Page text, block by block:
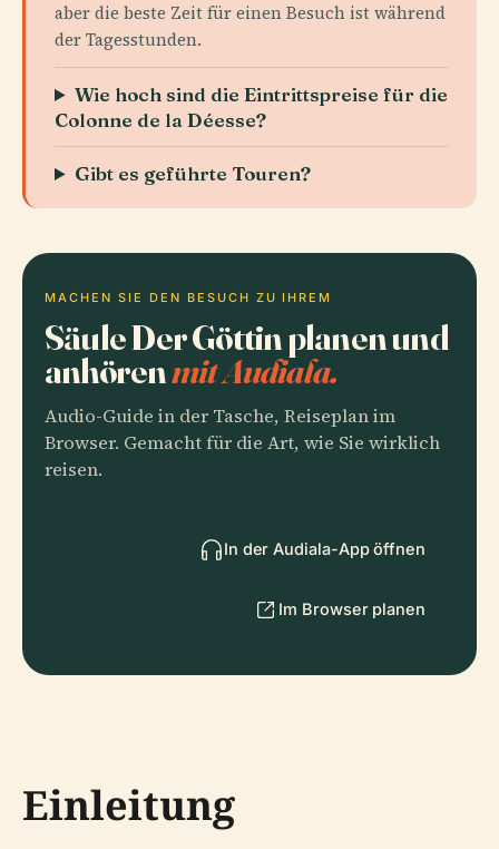
aber die beste Zeit für einen Besuch ist während
der Tagesstunden.
Wie hoch sind die Eintrittspreise für die
Colonne de la Déesse?
Gibt es geführte Touren?
MACHEN SIE DEN BESUCH ZU IHREM
Säule Der Göttin planen und
anhörenmit Audiala.
Audio-Guide in der Tasche, Reiseplan im
Browser. Gemacht für die Art, wie Sie wirklich
reisen.
In der Audiala-App öffnen
Im Browser planen
Einleitung